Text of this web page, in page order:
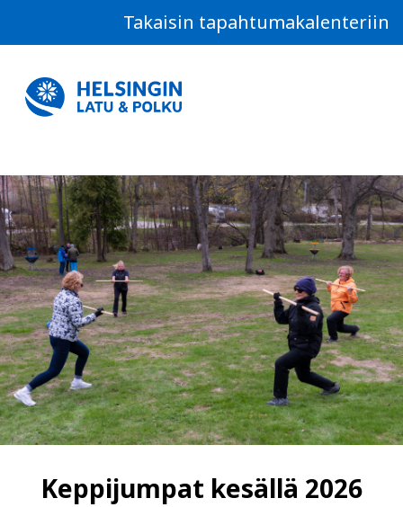
Takaisin tapahtumakalenteriin
Keppijumpat kesällä 2026